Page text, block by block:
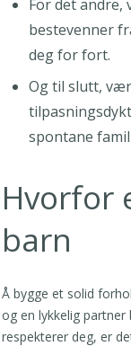
For det
bestevenner
deg for fort.
Og til slutt,
spontane
Hvorfor
barn
Å bygge et solid
og en lykkelig
respekterer deg, er